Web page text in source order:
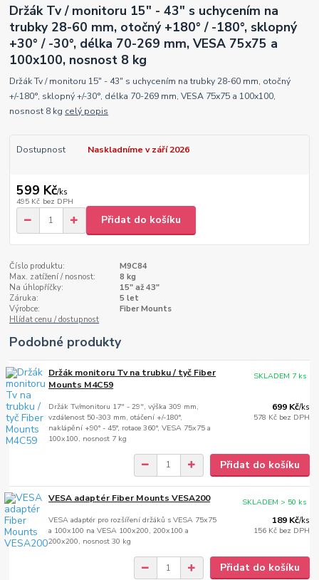
Držák Tv / monitoru 15" - 43" s uchycením na
trubky 28-60 mm, otočný +180° / -180°, sklopný
+30° / -30°, délka 70-269 mm, VESA 75x75 a
100x100, nosnost 8 kg
Držák Tv / monitoru 15" - 43" s uchycením na trubky 28-60 mm, otočný
+/-180°, sklopný +/-30°, délka 70-269 mm, VESA 75x75 a 100x100,
nosnost 8 kg celý popis
Dostupnost Naskladníme v září 2026
599 Kč/ks
495 Kč bez DPH
Přidat do košíku
Číslo produktu:
M9C84
Max. zatížení / nosnost:
8 kg
Na úhlopříčky:
15" až 43"
Záruka:
5 let
Výrobce:
Fiber Mounts
Hlídat cenu / dostupnost
Podobné produkty
Držák monitoru Tv na trubku / tyč Fiber
Mounts M4C59
Držák Tv/monitoru 17" - 29", výška 309 mm,
vzdálenost 50-303 mm, otáčení +/-180°,
naklápění +90° - 45°, rotace 360°, VESA 75x75 a
100x100, nosnost 7 kg
699 Kč/ks
578 Kč bez DPH
SKLADEM 7 ks
Přidat do košíku
VESA adaptér Fiber Mounts VESA200
VESA adaptér pro rozšíření držáků s VESA 75x75
a 100x100 na VESA 100x200, 200x100 a
200x200, nosnost 30 kg
189 Kč/ks
156 Kč bez DPH
SKLADEM > 50 ks
Přidat do košíku